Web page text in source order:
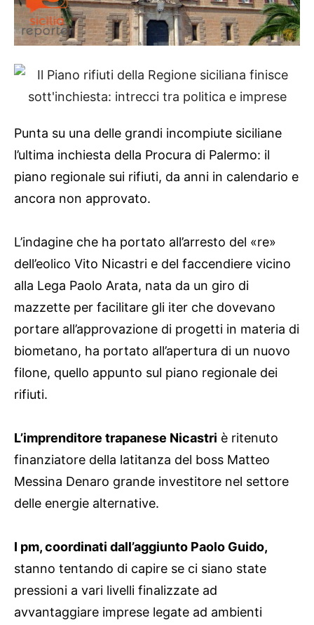
Punta su una delle grandi incompiute siciliane
l’ultima inchiesta della Procura di Palermo: il
piano regionale sui rifiuti, da anni in calendario e
ancora non approvato.
L’indagine che ha portato all’arresto del «re»
dell’eolico Vito Nicastri e del faccendiere vicino
alla Lega Paolo Arata, nata da un giro di
mazzette per facilitare gli iter che dovevano
portare all’approvazione di progetti in materia di
biometano, ha portato all’apertura di un nuovo
filone, quello appunto sul piano regionale dei
rifiuti.
L’imprenditore trapanese Nicastri è ritenuto
finanziatore della latitanza del boss Matteo
Messina Denaro grande investitore nel settore
delle energie alternative.
I pm, coordinati dall’aggiunto Paolo Guido,
stanno tentando di capire se ci siano state
pressioni a vari livelli finalizzate ad
avvantaggiare imprese legate ad ambienti